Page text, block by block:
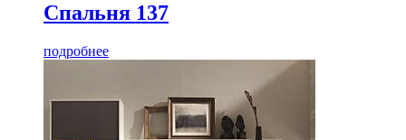
Спальня 137
подробнее